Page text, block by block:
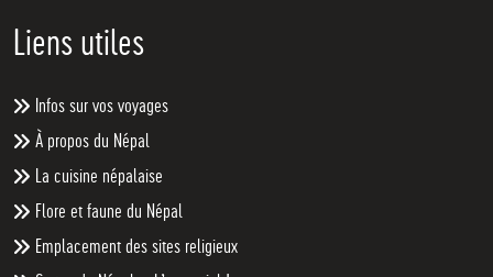
Liens utiles
Infos sur vos voyages
À propos du Népal
La cuisine népalaise
Flore et faune du Népal
Emplacement des sites religieux